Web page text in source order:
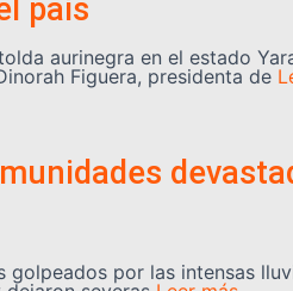
país
aurinegra en el estado
Figuera, presidenta de
por las intensas